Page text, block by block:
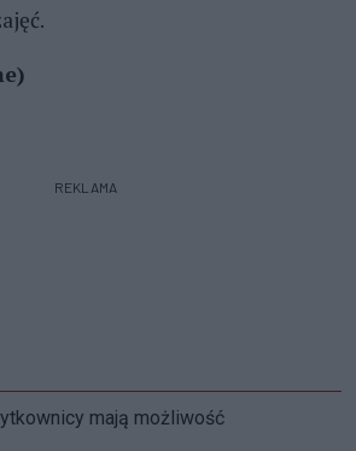
REKLAMA
mają możliwość